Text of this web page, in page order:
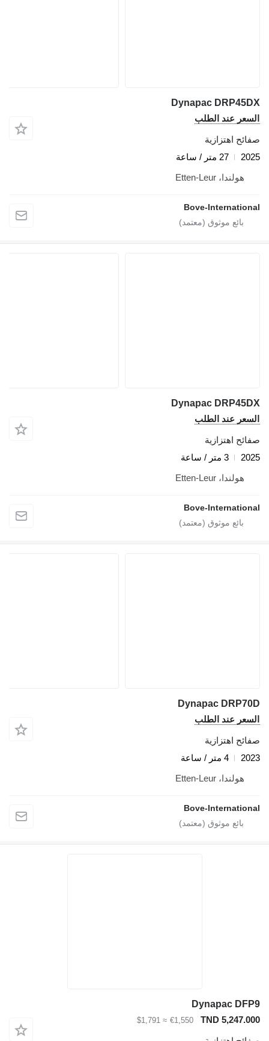
Dynapac DRP45DX
السعر عند الطلب
صفائح اهتزازية
2025
27 متر / ساعة
هولندا، Etten-Leur
Bove-International
Dynapac DRP45DX
السعر عند الطلب
صفائح اهتزازية
2025
3 متر / ساعة
هولندا، Etten-Leur
Bove-International
Dynapac DRP70D
السعر عند الطلب
صفائح اهتزازية
2023
4 متر / ساعة
هولندا، Etten-Leur
Bove-International
Dynapac DFP9
TND 5,247.000
€1,550
≈ $1,791